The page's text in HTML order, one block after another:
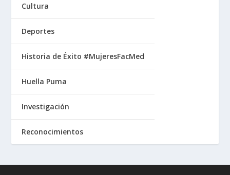
Cultura
Deportes
Historia de Éxito #MujeresFacMed
Huella Puma
Investigación
Reconocimientos